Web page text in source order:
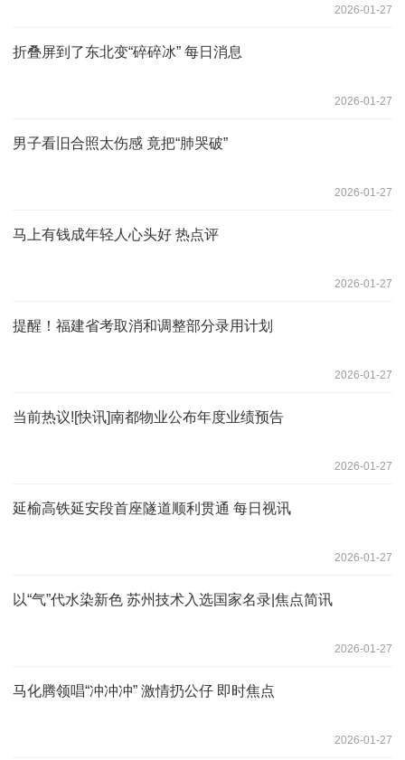
2026-01-27
折叠屏到了东北变“碎碎冰” 每日消息
2026-01-27
男子看旧合照太伤感 竟把“肺哭破”
2026-01-27
马上有钱成年轻人心头好 热点评
2026-01-27
提醒！福建省考取消和调整部分录用计划
2026-01-27
当前热议![快讯]南都物业公布年度业绩预告
2026-01-27
延榆高铁延安段首座隧道顺利贯通 每日视讯
2026-01-27
以“气”代水染新色 苏州技术入选国家名录|焦点简讯
2026-01-27
马化腾领唱“冲冲冲” 激情扔公仔 即时焦点
2026-01-27